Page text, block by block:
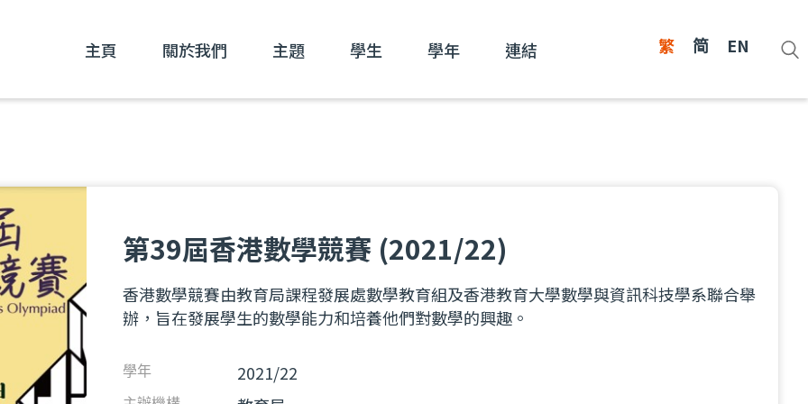
主頁 關於我們 主題 學生 學年 連結 繁 简 EN
第39屆香港數學競賽 (2021/22)
香港數學競賽由教育局課程發展處數學教育組及香港教育大學數學與資訊科技學系聯合舉
辦，旨在發展學生的數學能力和培養他們對數學的興趣。
學年 2021/22